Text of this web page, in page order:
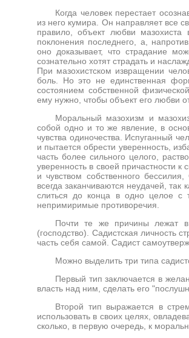
Когда человек перестает
из него кумира. Он направляет все
правило, объект любви
поклонения последнего, а,
оно доказывает, что страдание
сознательно хотят страдать и
При мазохистском извращении
боль. Но это не единственная
состоянием собственной
ему нужно, чтобы объект его любви
Моральный мазохизм и
собой одно и то же явление, в
чувства одиночества. Испуганный
и пытается обрести уверенность,
часть более сильного целого,
уверенность в своей причастности
и чувством собственного
всегда заканчиваются неудачей,
слиться до конца в одно целое с
непримиримые противоречия.
Почти те же причины лежат в
(господство). Садистская личность
часть себя самой. Садист
Можно выделить три типа
Первый тип заключается в
власть над ним, сделать его
Второй тип выражается в
использовать в своих целях,
сколько, в первую очередь, к